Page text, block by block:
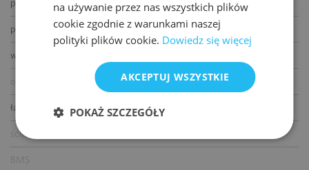
podnoszone podłogi
podwieszane sufity
wykładziny
łącze światłowodowe
ścianki działowe
BMS
na używanie przez nas wszystkich plików
cookie zgodnie z warunkami naszej
polityki plików cookie. Dowiedz się więcej
AKCEPTUJ WSZYSTKIE
POKAŻ SZCZEGÓŁY